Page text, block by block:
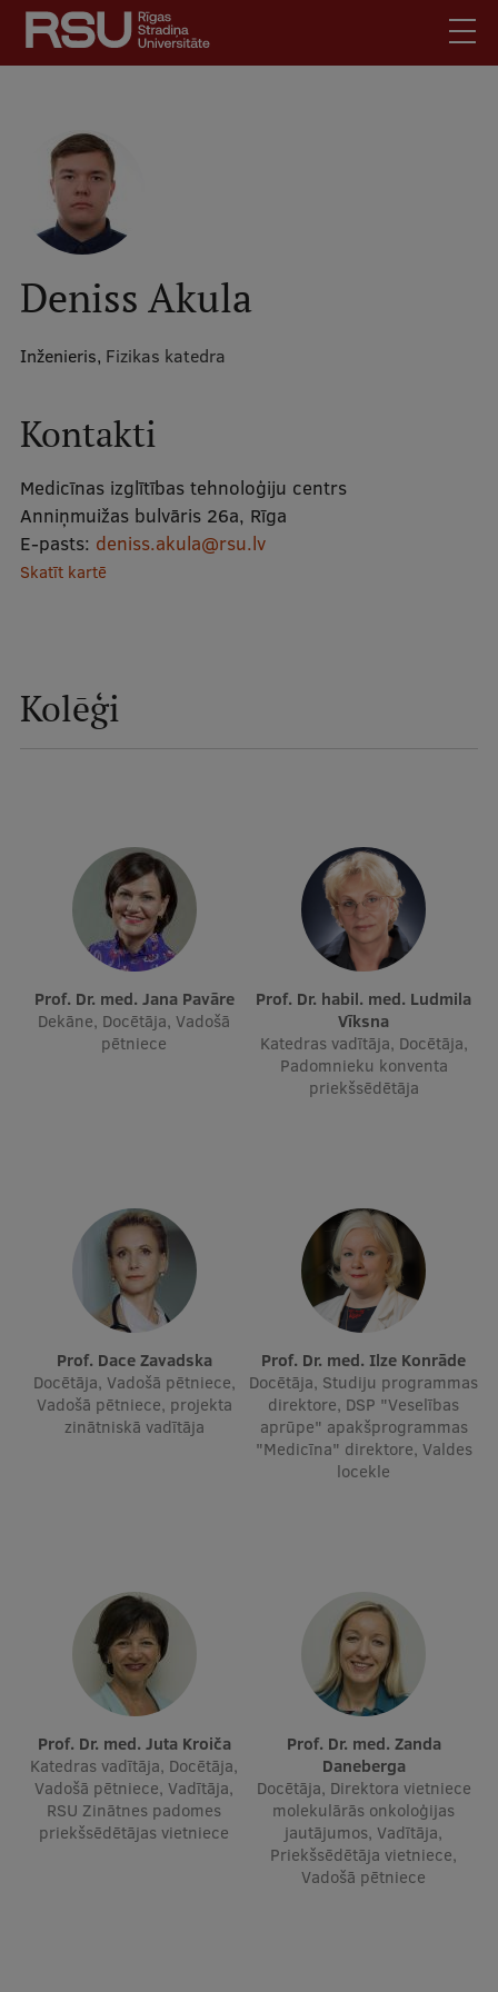
Pārlekt
galveno
saturu
Latviski
Mobile
augšējā
izvēlne
Skolēniem
Studentiem
Darbiniekiem
Darba devējiem
Kontakti
Mobile
galvenā
Studiju iespējas
Maģistra studiju programmas
Doktorantūra
Praktiska informācija
Par RSU
Studentu dzīve
Stratēģija
Struktūra
Vēsture un tradīcijas
Identitāte
RSU fonds
Aula
Reitingi
Virtuālā tūre
Ilgtspējīga attīstība
Studiju un vides pieejamība
Dati par 2025. gadu
Suvenīri un grāmatas
Deniss Akula
Inženieris, Fizikas katedra
Kontakti
Medicīnas izglītības tehnoloģiju centrs
Anniņmuižas bulvāris 26a, Rīga
E-pasts: deniss.akula@rsu.lv
Skatīt kartē
Kolēģi
Prof. Dr. med. Jana Pavāre
Dekāne, Docētāja, Vadošā
pētniece
Prof. Dr. habil. med. Ludmila
Vīksna
Katedras vadītāja, Docētāja,
Padomnieku konventa
priekšsēdētāja
Prof. Dace Zavadska
Docētāja, Vadošā pētniece,
Vadošā pētniece, projekta
zinātniskā vadītāja
Prof. Dr. med. Ilze Konrāde
Docētāja, Studiju programmas
direktore, DSP "Veselības
aprūpe" apakšprogrammas
"Medicīna" direktore, Valdes
locekle
Prof. Dr. med. Juta Kroiča
Katedras vadītāja, Docētāja,
Vadošā pētniece, Vadītāja,
RSU Zinātnes padomes
priekšsēdētājas vietniece
Prof. Dr. med. Zanda
Daneberga
Docētāja, Direktora vietniece
molekulārās onkoloģijas
jautājumos, Vadītāja,
Priekšsēdētāja vietniece,
Vadošā pētniece